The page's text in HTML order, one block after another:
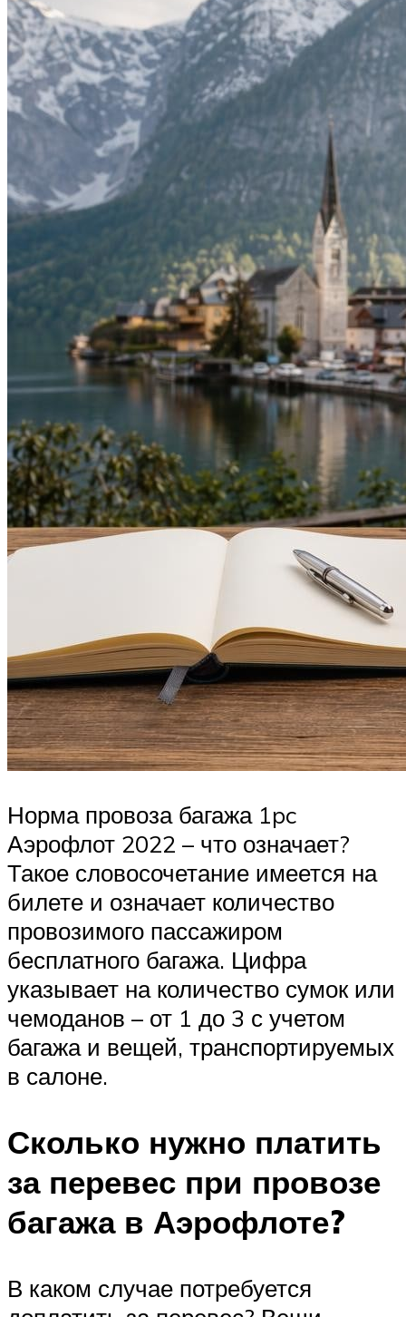
Норма провоза багажа 1pc
Аэрофлот 2022 – что означает?
Такое словосочетание имеется на
билете и означает количество
провозимого пассажиром
бесплатного багажа. Цифра
указывает на количество сумок или
чемоданов – от 1 до 3 с учетом
багажа и вещей, транспортируемых
в салоне.
Сколько нужно платить
за перевес при провозе
багажа в Аэрофлоте?
В каком случае потребуется